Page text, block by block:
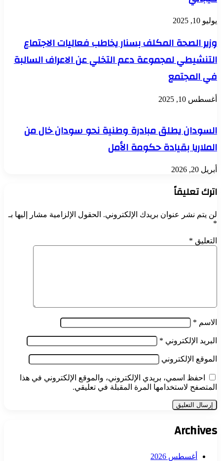
يوليو 10, 2025
وزير الصحة المكلف بسنار يخاطب فعاليات الاجتماع
التنشيطي لمجموعة دعم التخلي عن الاعراف السالبة
في المجتمع
أغسطس 10, 2025
السودان يطلق مبادرة وطنية نحو سودان خال من
الملاريا بقيادة حكومة الأمل
أبريل 20, 2026
اترك تعليقاً
لن يتم نشر عنوان بريدك الإلكتروني. الحقول الإلزامية مشار إليها بـ
*
التعليق *
الاسم *
البريد الإلكتروني *
الموقع الإلكتروني
احفظ اسمي، بريدي الإلكتروني، والموقع الإلكتروني في هذا
المتصفح لاستخدامها المرة المقبلة في تعليقي.
Archives
أغسطس 2026